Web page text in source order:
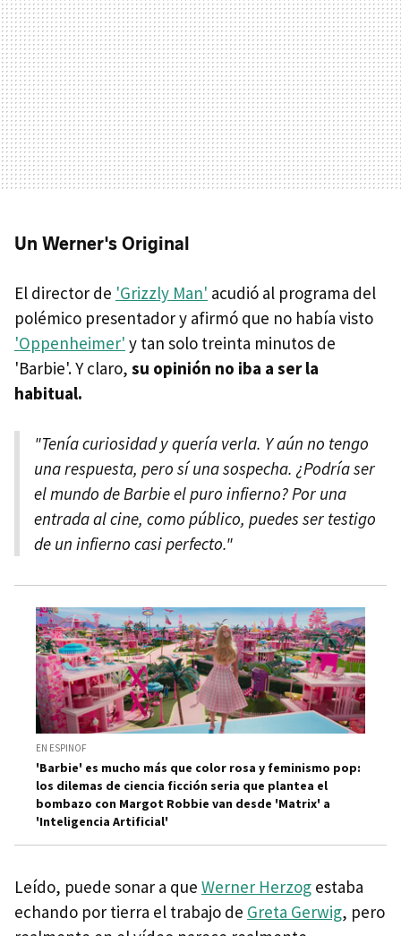
Un Werner's Original
El director de 'Grizzly Man' acudió al programa del
polémico presentador y afirmó que no había visto
'Oppenheimer' y tan solo treinta minutos de
'Barbie'. Y claro, su opinión no iba a ser la
habitual.
"Tenía curiosidad y quería verla. Y aún no tengo
una respuesta, pero sí una sospecha. ¿Podría ser
el mundo de Barbie el puro infierno? Por una
entrada al cine, como público, puedes ser testigo
de un infierno casi perfecto."
EN ESPINOF
'Barbie' es mucho más que color rosa y feminismo pop:
los dilemas de ciencia ficción seria que plantea el
bombazo con Margot Robbie van desde 'Matrix' a
'Inteligencia Artificial'
Leído, puede sonar a que Werner Herzog estaba
echando por tierra el trabajo de Greta Gerwig, pero